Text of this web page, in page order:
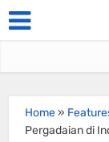
Home»
Pergadaian di